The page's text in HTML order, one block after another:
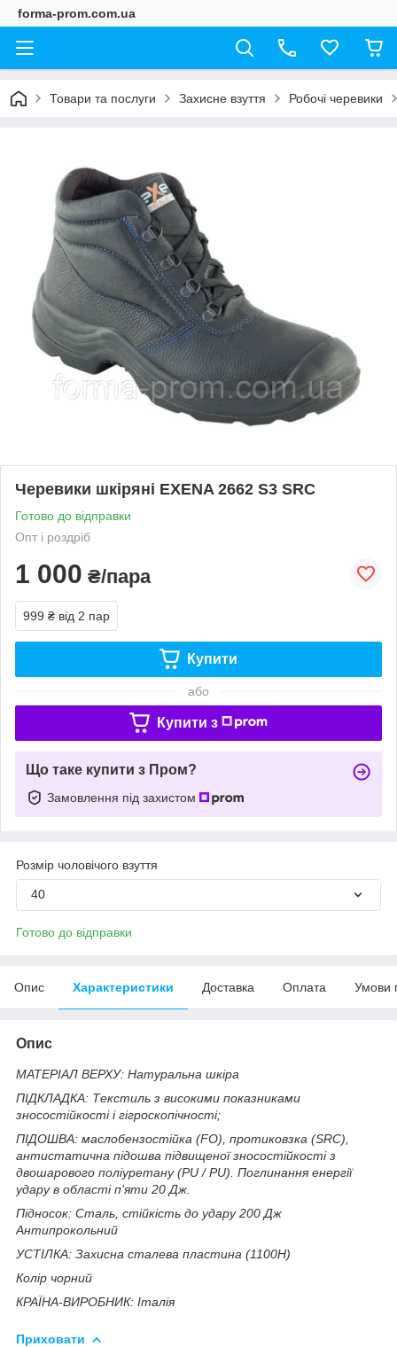
forma-prom.com.ua
Товари та послуги Захисне взуття Робочі черевики
Черевики шкіряні EXENA 2662 S3 SRC
Готово до відправки
Опт і роздріб
1 000 ₴/пара
999 ₴ від 2 пар
Купити
або
Купити з
Що таке купити з Пром?
Замовлення під захистом
Розмір чоловічого взуття
40
Готово до відправки
Опис Характеристики Доставка Оплата Умови
Опис
МАТЕРІАЛ ВЕРХУ: Натуральна шкіра
ПІДКЛАДКА: Текстиль з високими показниками
зносостійкості і гігроскопічності;
ПІДОШВА: маслобензостійка (FO), протиковзка (SRС),
антистатична підошва підвищеної зносостійкості з
двошарового поліуретану (PU / PU). Поглинання енергії
удару в області п'яти 20 Дж.
Підносок: Сталь, стійкість до удару 200 Дж
Антипрокольний
УСТІЛКА: Захисна сталева пластина (1100Н)
Колір чорний
КРАЇНА-ВИРОБНИК: Італія
Приховати